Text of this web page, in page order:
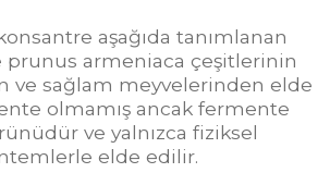
aşağıda tanımlanan
prunus armeniaca çeşitlerinin
ve sağlam meyvelerinden elde
olmamış ancak fermente
ve yalnızca fiziksel
elde edilir.